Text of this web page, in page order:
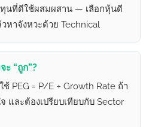
ทุนที่ดีใช้ผสมผสาน — เลือกหุ้นดี
หาจังหวะด้วย Technical
ะ “ถูก”?
PEG = P/E ÷ Growth Rate ถ้า
และต้องเปรียบเทียบกับ Sector